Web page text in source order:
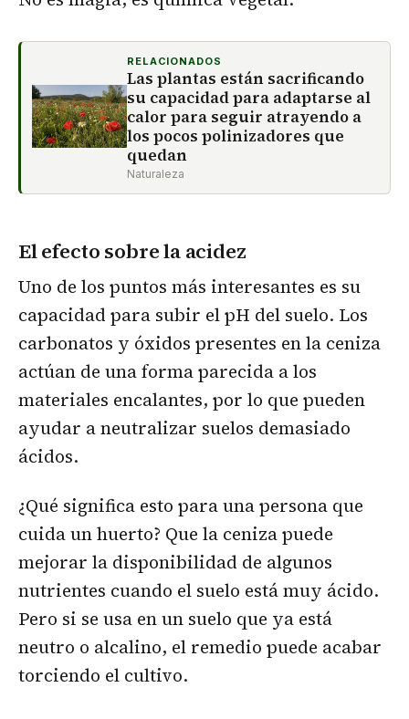
RELACIONADOS
Las plantas están sacrificando
su capacidad para adaptarse al
calor para seguir atrayendo a
los pocos polinizadores que
quedan
Naturaleza
El efecto sobre la acidez
Uno de los puntos más interesantes es su
capacidad para subir el pH del suelo. Los
carbonatos y óxidos presentes en la ceniza
actúan de una forma parecida a los
materiales encalantes, por lo que pueden
ayudar a neutralizar suelos demasiado
ácidos.
¿Qué significa esto para una persona que
cuida un huerto? Que la ceniza puede
mejorar la disponibilidad de algunos
nutrientes cuando el suelo está muy ácido.
Pero si se usa en un suelo que ya está
neutro o alcalino, el remedio puede acabar
torciendo el cultivo.